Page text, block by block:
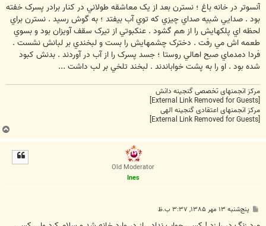
آنسوتر در خانه باغ ؛ نسترن بعد از يک معاشقه طولاني در کنار برادر پسرک خفته
بود . صدايي شبيه صداي چيزي که توي آب بيفتد ؛ به گوش رسيد . نسترن براي
لحظه اي پلکهايش را از هم گشود . عنکبوتي از تيرک سقف آويزان بود و بسوي
طعمه اش مي رفت . دخترک چشمهايش را بست و لبخندي بر لبانش نشست .
فردا دمدماي صبح اهالي روستا ؛ جسد پسرک را از آب در آوردند . بدنش کبود
شده بود . او را به پشت خواباندند . لبخند تلخي بر لب داشت ...
مرکز انجمنهای تخصصی گنجینه دانش
مرکز انجمنهای اعتقادی گنجینه الهی
ب
ا
Old Moderator
Ines
پ پنج‌شنبه ۱۳ مهر ۱۳۸۵, ۳:۳۷ ب.ظ